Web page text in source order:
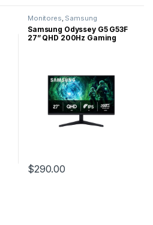
de precios: desde $315.00
Monitores, Samsung
Samsung Odyssey G5 G53F
27” QHD 200Hz Gaming
$290.00